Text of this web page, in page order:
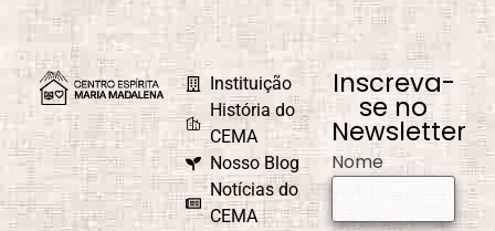
Instituição
História do
CEMA
Nosso Blog
Notícias do
CEMA
Inscreva-
se no
Newsletter
Nome